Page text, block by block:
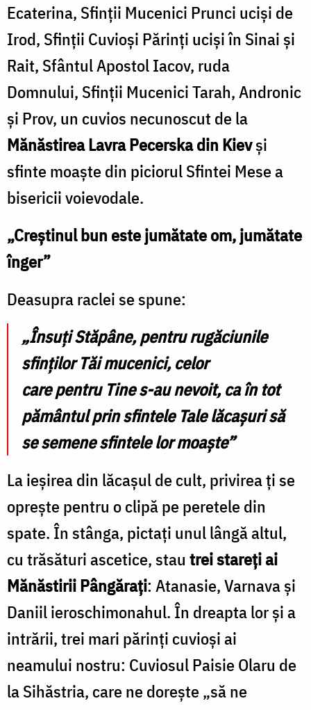
Ecaterina, Sfinţii Mucenici Prunci ucişi de
Irod, Sfinţii Cuvioşi Părinți uciși în Sinai şi
Rait, Sfântul Apostol Iacov, ruda
Domnului, Sfinții Mucenici Tarah, Andronic
și Prov, un cuvios necunoscut de la
Mănăstirea Lavra Pecerska din Kievși
sfinte moaşte din piciorul Sfintei Mese a
bisericii voievodale.
„Creştinul bun este jumătate om, jumătate
înger”
Deasupra raclei se spune:
„Însuţi Stăpâne, pentru rugăciunile
sfinţilor Tăi mucenici, celor
care pentru Tine s-au nevoit, ca în tot
pământul prin sfintele Tale lăcaşuri să
se semene sfintele lor moaşte”
La ieșirea din lăcașul de cult, privirea ți se
oprește pentru o clipă pe peretele din
spate. În stânga, pictați unul lângă altul,
cu trăsături ascetice, stau trei stareţi ai
Mănăstirii Pângăraţi: Atanasie, Varnava şi
Daniil ieroschimonahul. În dreapta lor și a
intrării, trei mari părinţi cuvioși ai
neamului nostru: Cuviosul Paisie Olaru de
la Sihăstria, care ne dorește „să ne